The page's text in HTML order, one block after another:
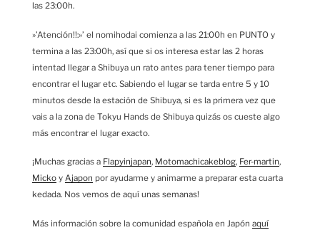
las 23:00h.
»’Atención!!:»’ el nomihodai comienza a las 21:00h en PUNTO y
termina a las 23:00h, así que si os interesa estar las 2 horas
intentad llegar a Shibuya un rato antes para tener tiempo para
encontrar el lugar etc. Sabiendo el lugar se tarda entre 5 y 10
minutos desde la estación de Shibuya, si es la primera vez que
vais a la zona de Tokyu Hands de Shibuya quizás os cueste algo
más encontrar el lugar exacto.
¡Muchas gracias a Flapyinjapan, Motomachicakeblog, Fer-martin,
Micko y Ajapon por ayudarme y animarme a preparar esta cuarta
kedada. Nos vemos de aquí unas semanas!
Más información sobre la comunidad española en Japón aquí